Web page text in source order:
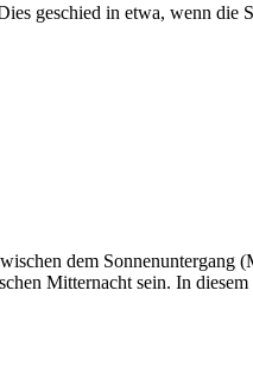
geschied in etwa, wenn
dem
Mitternacht sein. In